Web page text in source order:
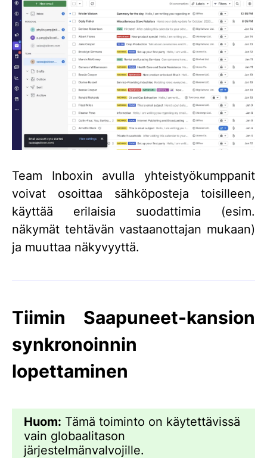
Team Inboxin avulla yhteistyökumppanit
voivat osoittaa sähköposteja toisilleen,
käyttää erilaisia suodattimia (esim.
näkymät tehtävän vastaanottajan mukaan)
ja muuttaa näkyvyyttä.
Tiimin Saapuneet-kansion
synkronoinnin
lopettaminen
Huom: Tämä toiminto on käytettävissä
vain globaalitason
järjestelmänvalvojille.